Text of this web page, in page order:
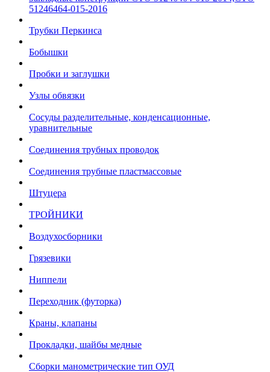
51246464-015-2016
Трубки Перкинса
Бобышки
Пробки и заглушки
Узлы обвязки
Сосуды разделительные, конденсационные,
уравнительные
Соединения трубных проводок
Соединения трубные пластмассовые
Штуцера
ТРОЙНИКИ
Воздухосборники
Грязевики
Ниппели
Переходник (футорка)
Краны, клапаны
Прокладки, шайбы медные
Сборки манометрические тип ОУД